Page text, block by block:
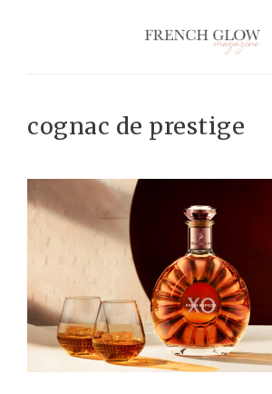
cognac de prestige